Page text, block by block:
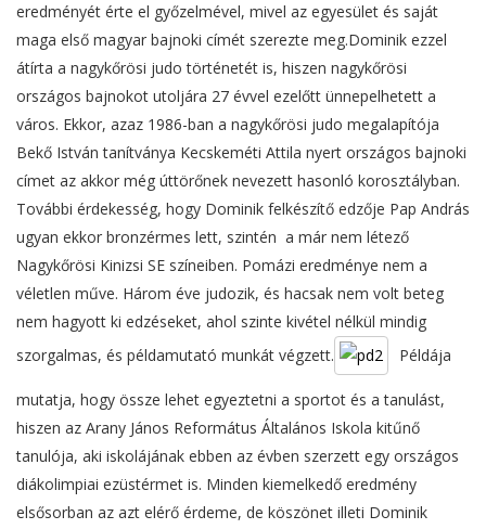
eredményét érte el győzelmével, mivel az egyesület és saját
maga első magyar bajnoki címét szerezte meg.Dominik ezzel
átírta a nagykőrösi judo történetét is, hiszen nagykőrösi
országos bajnokot utoljára 27 évvel ezelőtt ünnepelhetett a
város. Ekkor, azaz 1986-ban a nagykőrösi judo megalapítója
Bekő István tanítványa Kecskeméti Attila nyert országos bajnoki
címet az akkor még úttörőnek nevezett hasonló korosztályban.
További érdekesség, hogy Dominik felkészítő edzője Pap András
ugyan ekkor bronzérmes lett, szintén a már nem létező
Nagykőrösi Kinizsi SE színeiben. Pomázi eredménye nem a
véletlen műve. Három éve judozik, és hacsak nem volt beteg
nem hagyott ki edzéseket, ahol szinte kivétel nélkül mindig
szorgalmas, és példamutató munkát végzett.
Példája
mutatja, hogy össze lehet egyeztetni a sportot és a tanulást,
hiszen az Arany János Református Általános Iskola kitűnő
tanulója, aki iskolájának ebben az évben szerzett egy országos
diákolimpiai ezüstérmet is. Minden kiemelkedő eredmény
elsősorban az azt elérő érdeme, de köszönet illeti Dominik